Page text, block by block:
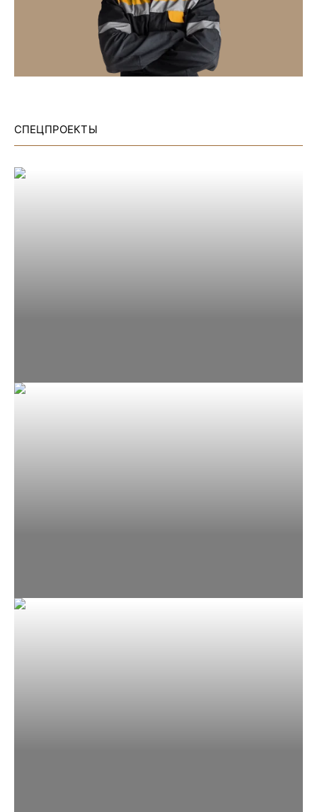
СПЕЦПРОЕКТЫ